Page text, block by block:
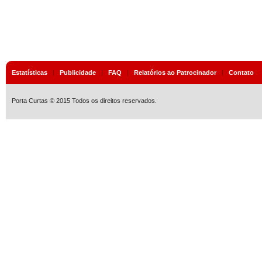
Estatísticas | Publicidade | FAQ | Relatórios ao Patrocinador| Contato
Porta Curtas © 2015 Todos os direitos reservados.